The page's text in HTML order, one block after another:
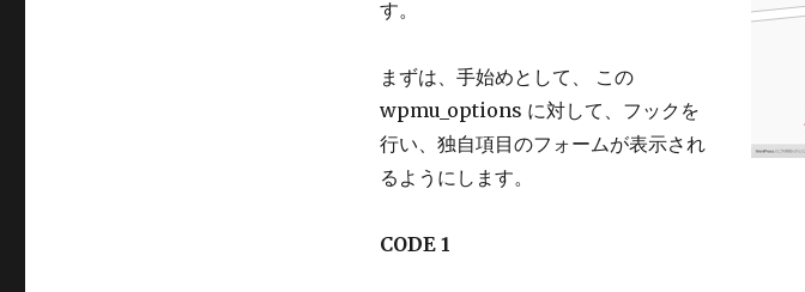
す。
まずは、手始めとして、 この
wpmu_options に対して、フックを
行い、独自項目のフォームが表示され
るようにします。
CODE 1